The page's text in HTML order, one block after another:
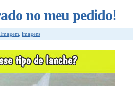
no meu pedido!
Imagem imagens